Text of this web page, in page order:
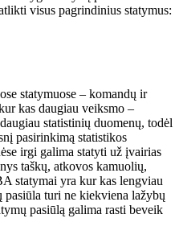
visus pagrindinius statymus:
statymuose – komandų ir
kas daugiau veiksmo –
statistinių duomenų, todėl
pasirinkimą statistikos
irgi galima statyti už įvairias
taškų, atkovos kamuolių,
statymai yra kur kas lengviau
turi ne kiekviena lažybų
pasiūlą galima rasti beveik